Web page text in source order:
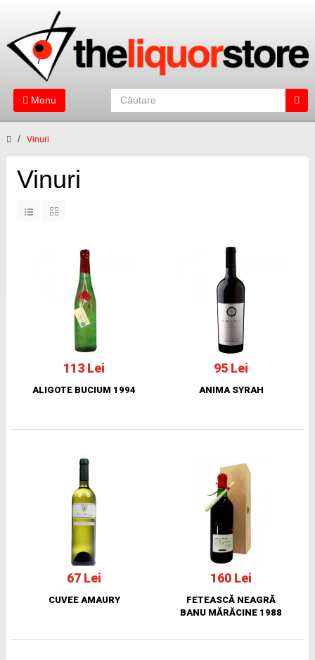
Menu
Vinuri
Vinuri
113 Lei
ALIGOTE BUCIUM 1994
95 Lei
ANIMA SYRAH
67 Lei
CUVEE AMAURY
160 Lei
FETEASCĂ NEAGRĂ
BANU MĂRĂCINE 1988